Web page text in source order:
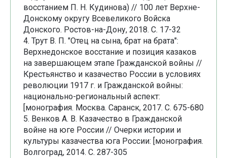
восстанием П. Н. Кудинова) // 100 лет Верхне-
Донскому округу Всевеликого Войска
Донского. Ростов-на-Дону, 2018. С. 17-32
4. Трут В. П. "Отец на сына, брат на брата":
Верхнедонское восстание и позиция казаков
на завершающем этапе Гражданской войны //
Крестьянство и казачество России в условиях
революции 1917 г. и Гражданской войны:
национально-региональный аспект:
[монография. Москва. Саранск, 2017. С. 675-680
5. Венков А. В. Казачество в Гражданской
войне на юге России // Очерки истории и
культуры казачества юга России: [монография.
Волгоград, 2014. С. 287-305